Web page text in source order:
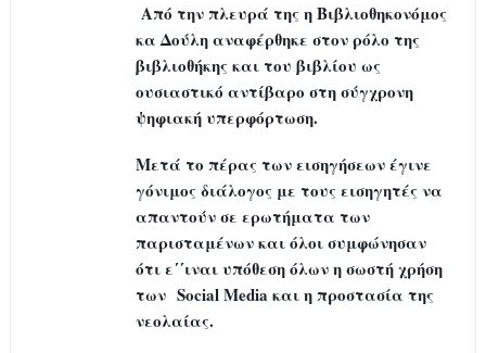
Από την πλευρά της η Βιβλιοθηκονόμος
κα Δούλη αναφέρθηκε στον ρόλο της
βιβλιοθήκης και του βιβλίου ως
ουσιαστικό αντίβαρο στη σύγχρονη
ψηφιακή υπερφόρτωση.
Μετά το πέρας των εισηγήσεων έγινε
γόνιμος διάλογος με τους εισηγητές να
απαντούν σε ερωτήματα των
παρισταμένων και όλοι συμφώνησαν
ότι ε΄΄ιναι υπόθεση όλων η σωστή χρήση
των Social Media και η προστασία της
νεολαίας.